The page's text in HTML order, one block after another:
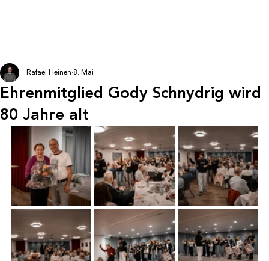
Ehrenmitglied Gody Schnydrig wird
80 Jahre alt
Rafael Heinen 8. Mai